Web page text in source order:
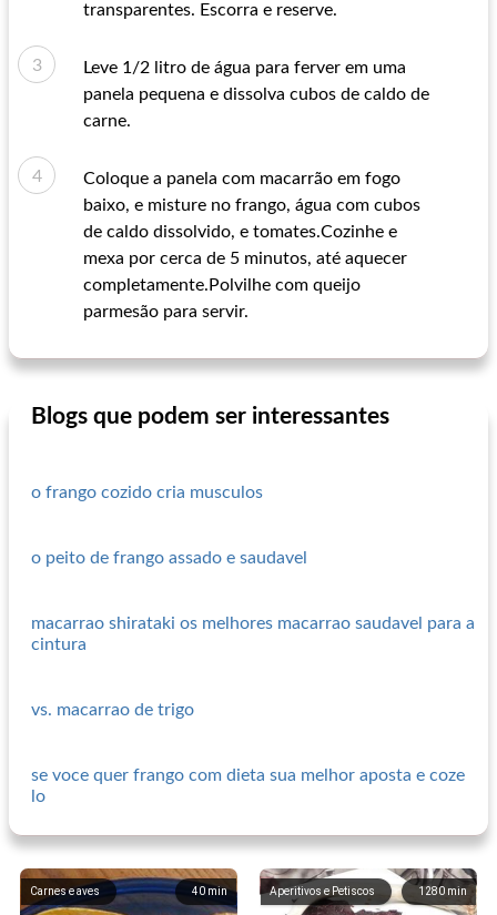
transparentes. Escorra e reserve.
Leve 1/2 litro de água para ferver em uma
panela pequena e dissolva cubos de caldo de
carne.
Coloque a panela com macarrão em fogo
baixo, e misture no frango, água com cubos
de caldo dissolvido, e tomates.Cozinhe e
mexa por cerca de 5 minutos, até aquecer
completamente.Polvilhe com queijo
parmesão para servir.
Blogs que podem ser interessantes
o frango cozido cria musculos
o peito de frango assado e saudavel
macarrao shirataki os melhores macarrao saudavel para a
cintura
vs. macarrao de trigo
se voce quer frango com dieta sua melhor aposta e coze
lo
40 min
Carnes e aves 1280 min
Aperitivos e Petiscos